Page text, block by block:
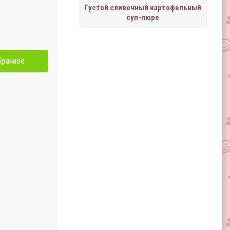
Густой сливочный картофельный
суп-пюре